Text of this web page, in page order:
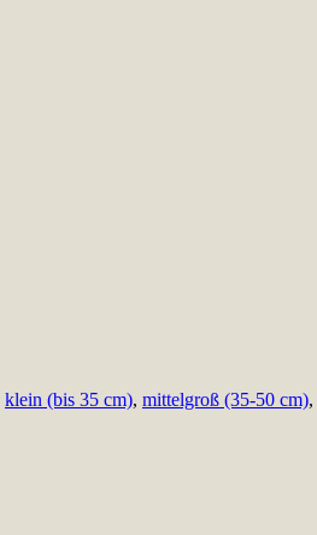
klein (bis 35 cm), mittelgroß (35-50 cm),